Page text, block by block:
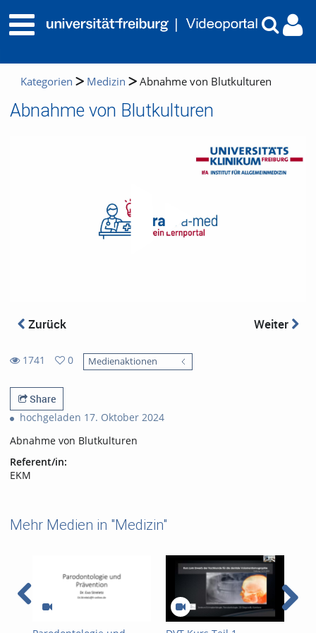
Kategorien Medizin Abnahme von Blutkulturen
Abnahme von Blutkulturen
Zurück Weiter
1741
views
0
favorites
Medienaktionen
Share
hochgeladen 17. Oktober 2024
Abnahme von Blutkulturen
Referent/in:
EKM
Mehr Medien in "Medizin"